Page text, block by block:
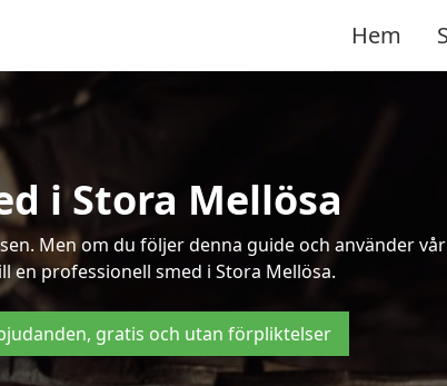
Hem
i Stora Mellösa
Men om du följer denna guide och använder
en professionell smed i Stora Mellösa.
gratis och utan förpliktelser